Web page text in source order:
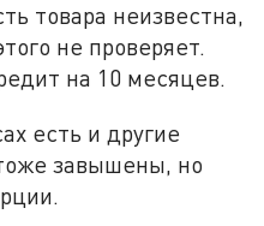
товара неизвестна,
не проверяет.
на 10 месяцев.
есть и другие
завышены, но